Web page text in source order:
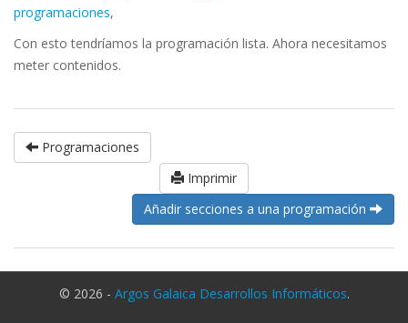
programaciones,
Con esto tendríamos la programación lista. Ahora necesitamos
meter contenidos.
Programaciones
Imprimir
Añadir secciones a una programación
© 2026 - Argos Galaica Desarrollos Informáticos.